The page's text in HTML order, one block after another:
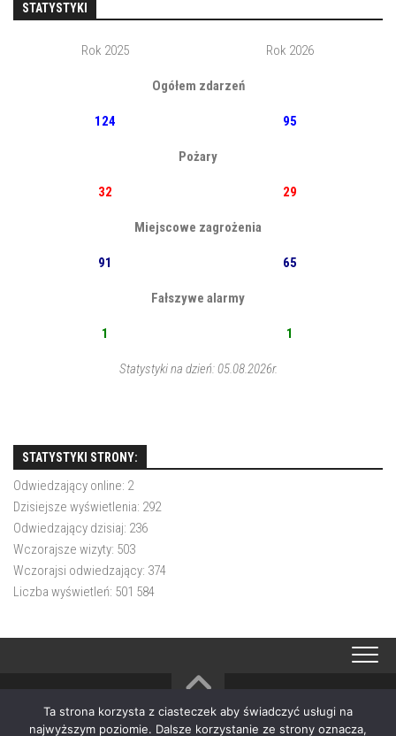
STATYSTYKI
Rok 2025 Rok 2026
Ogółem zdarzeń
124 95
Pożary
32 29
Miejscowe zagrożenia
91 65
Fałszywe alarmy
1 1
Statystyki na dzień: 05.08.2026r.
STATYSTYKI STRONY:
Odwiedzający online: 2
Dzisiejsze wyświetlenia: 292
Odwiedzający dzisiaj: 236
Wczorajsze wizyty: 503
Wczorajsi odwiedzający: 374
Liczba wyświetleń: 501 584
OSP Choczewo © 2026. All Rights Reserved.
Ta strona korzysta z ciasteczek aby świadczyć usługi na
najwyższym poziomie. Dalsze korzystanie ze strony oznacza,